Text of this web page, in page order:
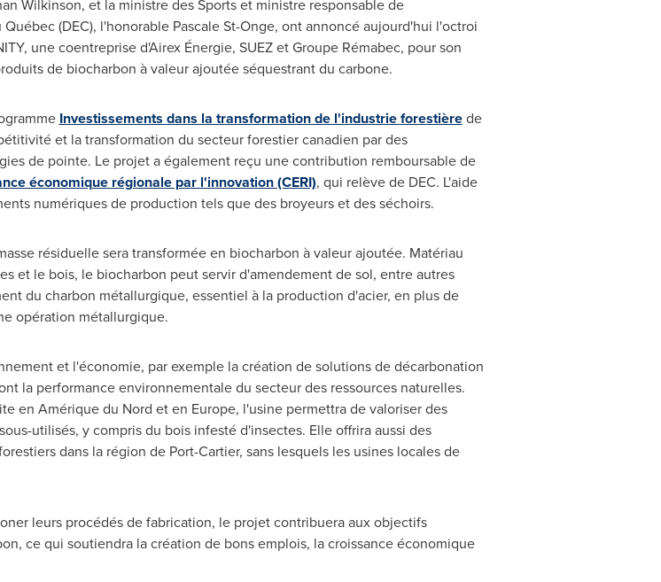
Wilkinson, et la ministre des Sports et ministre responsable de
(DEC), l'honorable Pascale St-Onge, ont annoncé aujourd'hui l'octroi
une coentreprise d'Airex Énergie, SUEZ et Groupe Rémabec, pour son
de biocharbon à valeur ajoutée séquestrant du carbone.
Investissements dans la transformation de l'industrie forestièrede
et la transformation du secteur forestier canadien par des
de pointe. Le projet a également reçu une contribution remboursable de
économique régionale par l'innovation (CERI), qui relève de DEC. L'aide
numériques de production tels que des broyeurs et des séchoirs.
résiduelle sera transformée en biocharbon à valeur ajoutée. Matériau
et le bois, le biocharbon peut servir d'amendement de sol, entre autres
du charbon métallurgique, essentiel à la production d'acier, en plus de
opération métallurgique.
et l'économie, par exemple la création de solutions de décarbonation
la performance environnementale du secteur des ressources naturelles.
en Amérique du Nord et en Europe, l'usine permettra de valoriser des
utilisés, y compris du bois infesté d'insectes. Elle offrira aussi des
dans la région de Port-Cartier, sans lesquels les usines locales de
leurs procédés de fabrication, le projet contribuera aux objectifs
ce qui soutiendra la création de bons emplois, la croissance économique